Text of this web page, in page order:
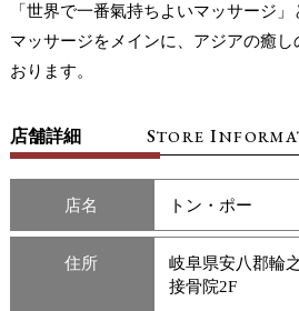
「世界で一番氣持ちよいマッサージ
マッサージをメインに、アジアの癒
おります。
店舗詳細 STOREI
店名 トン・ポー
住所
岐阜県安八郡輪
接骨院2F